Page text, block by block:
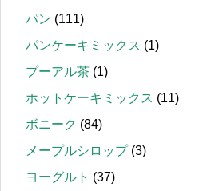
パン (111)
パンケーキミックス (1)
プーアル茶 (1)
ホットケーキミックス (11)
ボニーク (84)
メープルシロップ(3)
ヨーグルト (37)